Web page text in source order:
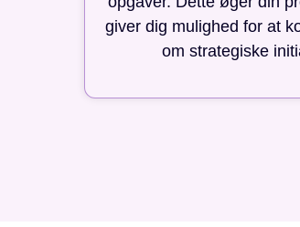
giver dig mulighed for at
om strategiske